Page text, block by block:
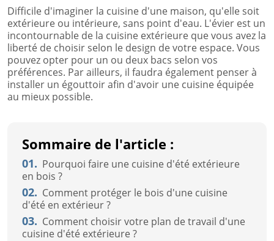
Difficile d'imaginer la cuisine d'une maison, qu'elle soit
extérieure ou intérieure, sans point d'eau. L'évier est un
incontournable de la cuisine extérieure que vous avez la
liberté de choisir selon le design de votre espace. Vous
pouvez opter pour un ou deux bacs selon vos
préférences. Par ailleurs, il faudra également penser à
installer un égouttoir afin d'avoir une cuisine équipée
au mieux possible.
Sommaire de l'article :
01. Pourquoi faire une cuisine d'été extérieure
en bois ?
02. Comment protéger le bois d'une cuisine
d'été en extérieur ?
03. Comment choisir votre plan de travail d'une
cuisine d'été extérieure ?